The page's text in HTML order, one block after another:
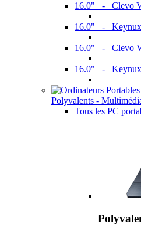
16.0" - Clevo
16.0" -
16.0" - Clevo
16.0" -
Polyvalents -
Tous les PC